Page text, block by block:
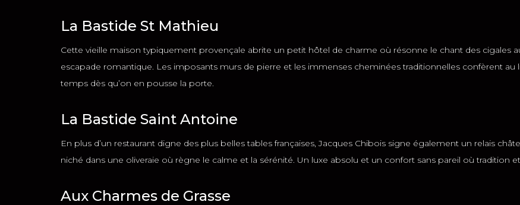
La Bastide St Mathieu
Cette vieille maison typiquement provençale abrite un petit hôtel de charme où résonne le chant des cigales
escapade romantique. Les imposants murs de pierre et les immenses cheminées traditionnelles confèrent au
temps dès qu’on en pousse la porte.
La Bastide Saint Antoine
En plus d’un restaurant digne des plus belles tables françaises, Jacques Chibois signe également un relais
niché dans une oliveraie où règne le calme et la sérénité. Un luxe absolu et un confort sans pareil où tradition
Aux Charmes de Grasse